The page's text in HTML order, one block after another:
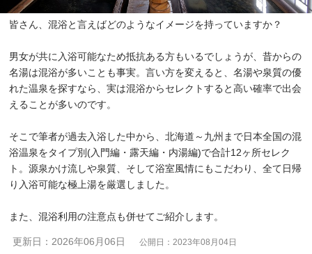
皆さん、混浴と言えばどのようなイメージを持っていますか？
男女が共に入浴可能なため抵抗ある方もいるでしょうが、昔からの
名湯は混浴が多いことも事実。言い方を変えると、名湯や泉質の優
れた温泉を探すなら、実は混浴からセレクトすると高い確率で出会
えることが多いのです。
そこで筆者が過去入浴した中から、北海道～九州まで日本全国の混
浴温泉をタイプ別(入門編・露天編・内湯編)で合計12ヶ所セレク
ト。源泉かけ流しや泉質、そして浴室風情にもこだわり、全て日帰
り入浴可能な極上湯を厳選しました。
また、混浴利用の注意点も併せてご紹介します。
更新日：2026年06月06日 公開日：2023年08月04日